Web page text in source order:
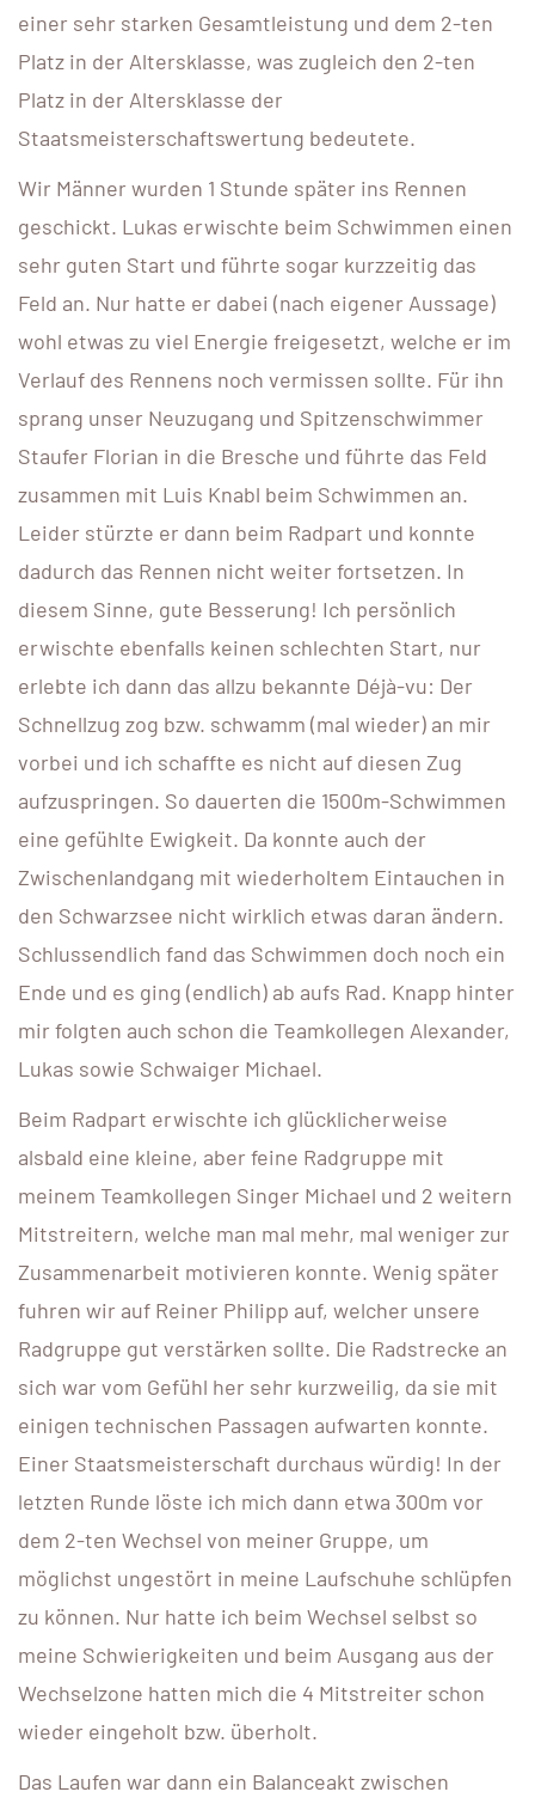
einer sehr starken Gesamtleistung und dem 2-ten
Platz in der Altersklasse, was zugleich den 2-ten
Platz in der Altersklasse der
Staatsmeisterschaftswertung bedeutete.
Wir Männer wurden 1 Stunde später ins Rennen
geschickt. Lukas erwischte beim Schwimmen einen
sehr guten Start und führte sogar kurzzeitig das
Feld an. Nur hatte er dabei (nach eigener Aussage)
wohl etwas zu viel Energie freigesetzt, welche er im
Verlauf des Rennens noch vermissen sollte. Für ihn
sprang unser Neuzugang und Spitzenschwimmer
Staufer Florian in die Bresche und führte das Feld
zusammen mit Luis Knabl beim Schwimmen an.
Leider stürzte er dann beim Radpart und konnte
dadurch das Rennen nicht weiter fortsetzen. In
diesem Sinne, gute Besserung! Ich persönlich
erwischte ebenfalls keinen schlechten Start, nur
erlebte ich dann das allzu bekannte Déjà-vu: Der
Schnellzug zog bzw. schwamm (mal wieder) an mir
vorbei und ich schaffte es nicht auf diesen Zug
aufzuspringen. So dauerten die 1500m-Schwimmen
eine gefühlte Ewigkeit. Da konnte auch der
Zwischenlandgang mit wiederholtem Eintauchen in
den Schwarzsee nicht wirklich etwas daran ändern.
Schlussendlich fand das Schwimmen doch noch ein
Ende und es ging (endlich) ab aufs Rad. Knapp hinter
mir folgten auch schon die Teamkollegen Alexander,
Lukas sowie Schwaiger Michael.
Beim Radpart erwischte ich glücklicherweise
alsbald eine kleine, aber feine Radgruppe mit
meinem Teamkollegen Singer Michael und 2 weitern
Mitstreitern, welche man mal mehr, mal weniger zur
Zusammenarbeit motivieren konnte. Wenig später
fuhren wir auf Reiner Philipp auf, welcher unsere
Radgruppe gut verstärken sollte. Die Radstrecke an
sich war vom Gefühl her sehr kurzweilig, da sie mit
einigen technischen Passagen aufwarten konnte.
Einer Staatsmeisterschaft durchaus würdig! In der
letzten Runde löste ich mich dann etwa 300m vor
dem 2-ten Wechsel von meiner Gruppe, um
möglichst ungestört in meine Laufschuhe schlüpfen
zu können. Nur hatte ich beim Wechsel selbst so
meine Schwierigkeiten und beim Ausgang aus der
Wechselzone hatten mich die 4 Mitstreiter schon
wieder eingeholt bzw. überholt.
Das Laufen war dann ein Balanceakt zwischen